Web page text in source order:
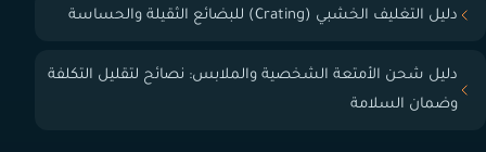
دليل التغليف الخشبي (Crating) للبضائع الثقيلة والحساسة
دليل شحن الأمتعة الشخصية والملابس: نصائح لتقليل التكلفة
وضمان السلامة